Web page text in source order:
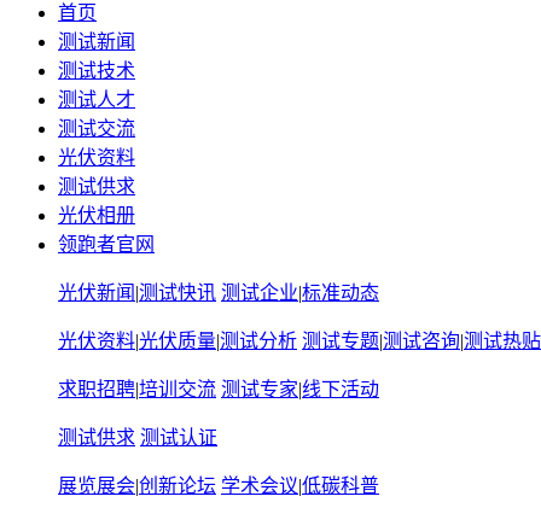
首页
测试新闻
测试技术
测试人才
测试交流
光伏资料
测试供求
光伏相册
领跑者官网
光伏新闻 |测试快讯 测试企业|标准动态
光伏资料|光伏质量|测试分析 测试专题|测试咨询|测试热贴
求职招聘|培训交流 测试专家|线下活动
测试供求 测试认证
展览展会|创新论坛 学术会议|低碳科普